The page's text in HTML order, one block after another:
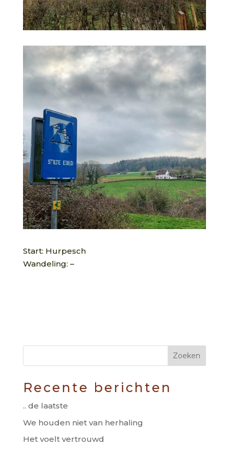
Start: Hurpesch
Wandeling: –
Recente berichten
.. de laatste
We houden niet van herhaling
Het voelt vertrouwd